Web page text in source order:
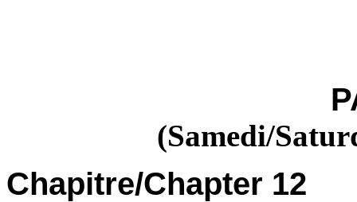
(Samedi/
Chapitre/Chapter 12